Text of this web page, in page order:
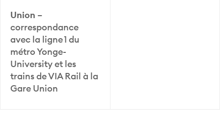
Union –
correspondance
avec la ligne 1 du
métro Yonge-
University et les
trains de VIA Rail à la
Gare Union